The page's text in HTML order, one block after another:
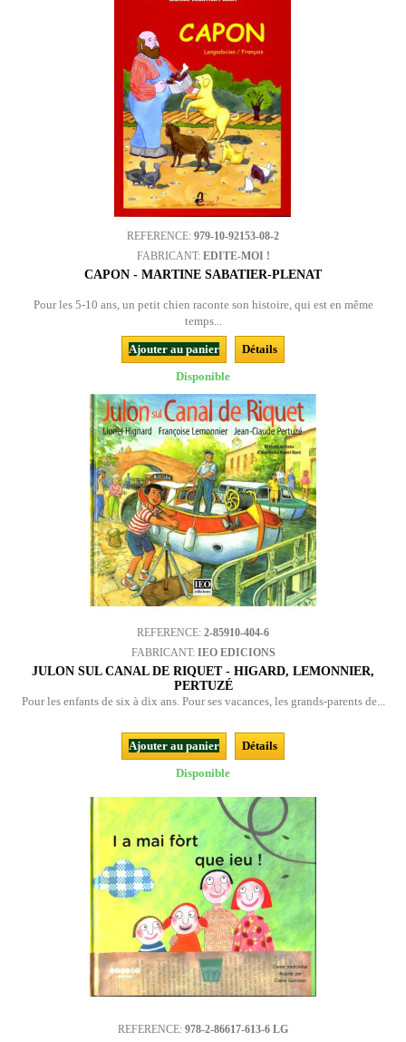
REFERENCE: 979-10-92153-08-2
FABRICANT: EDITE-MOI !
CAPON - MARTINE SABATIER-PLENAT
Pour les 5-10 ans, un petit chien raconte son histoire, qui est en même
temps...
Ajouter au panier
Détails
Disponible
REFERENCE: 2-85910-404-6
FABRICANT: IEO EDICIONS
JULON SUL CANAL DE RIQUET - HIGARD, LEMONNIER,
PERTUZÉ
Pour les enfants de six à dix ans. Pour ses vacances, les grands-parents de...
Ajouter au panier
Détails
Disponible
REFERENCE: 978-2-86617-613-6 LG